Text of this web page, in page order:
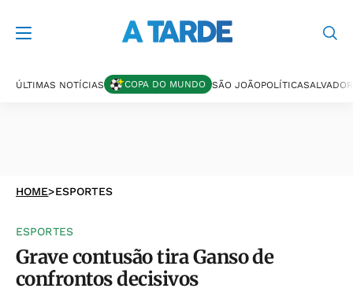
ÚLTIMAS NOTÍCIAS COPA DO MUNDO SÃO JOÃOPOLÍTICASALVADOR
HOME>ESPORTES
ESPORTES
Grave contusão tira Ganso de
confrontos decisivos